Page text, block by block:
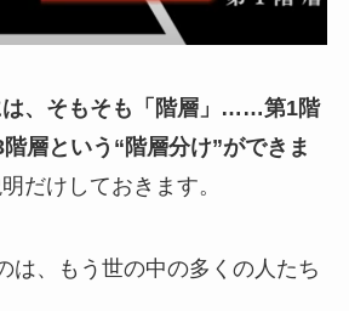
は、そもそも「階層」……第1階
層という“階層分け”ができま
だけしておきます。
は、もう世の中の多くの人たち